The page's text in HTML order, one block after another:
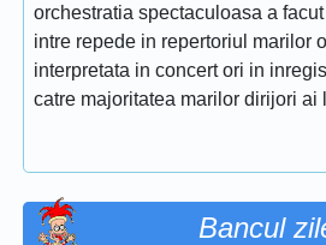
orchestratia spectaculoasa a
intre repede in repertoriul marilor
interpretata in concert ori in
catre majoritatea marilor dirijori ai
Bancul